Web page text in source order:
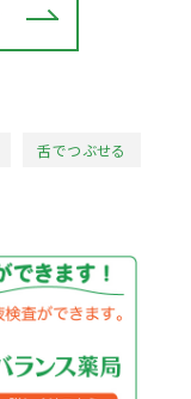
舌でつぶせる